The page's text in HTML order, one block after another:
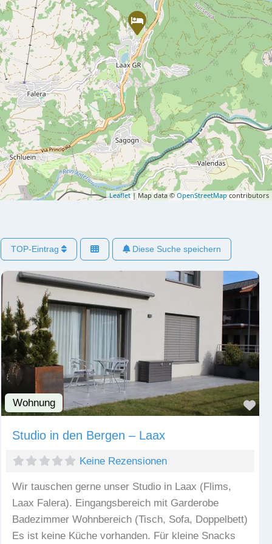
Leaflet| Map data © OpenStreetMapcontributors
TOP-Eintrag Diese Suche speichern
Wohnung
Studio in den Bergen – Laax
Keine Rezensionen
Wir tauschen gerne unser Studio in Laax (Flims,
Laax Falera). Eingangsbereich mit Garderobe
Badezimmer Wohnbereich (Tisch, Sofa, Doppelbett)
Es ist keine Küche vorhanden. Für kleine Snacks